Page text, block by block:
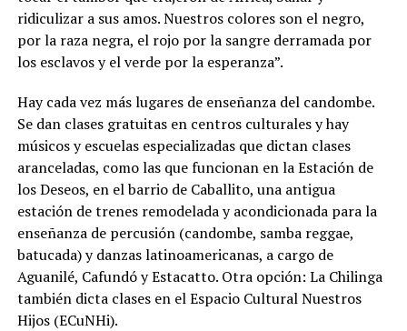
ridiculizar a sus amos. Nuestros colores son el negro,
por la raza negra, el rojo por la sangre derramada por
los esclavos y el verde por la esperanza”.
Hay cada vez más lugares de enseñanza del candombe.
Se dan clases gratuitas en centros culturales y hay
músicos y escuelas especializadas que dictan clases
aranceladas, como las que funcionan en la Estación de
los Deseos, en el barrio de Caballito, una antigua
estación de trenes remodelada y acondicionada para la
enseñanza de percusión (candombe, samba reggae,
batucada) y danzas latinoamericanas, a cargo de
Aguanilé, Cafundó y Estacatto. Otra opción: La Chilinga
también dicta clases en el Espacio Cultural Nuestros
Hijos (ECuNHi).